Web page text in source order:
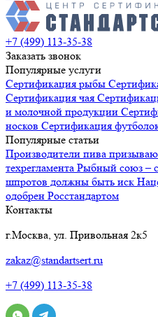
+7 (499) 113-35-38
Заказать звонок
Популярные услуги
Сертификация рыбы
Сертификация чая
и молочной продукции
носков Сертификация
Популярные статьи
Производители пива
техрегламента Рыбный союз –
шпротов должны быть иск
одобрен Росстандартом
Контакты
г.Москва, ул. Привольная 2к5
zakaz@standartsert.ru
+7 (499) 113-35-38